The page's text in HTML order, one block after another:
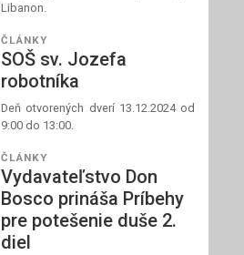
Libanon.
ČLÁNKY
SOŠ sv. Jozefa
robotníka
Deň otvorených dverí 13.12.2024 od
9:00 do 13:00.
ČLÁNKY
Vydavateľstvo Don
Bosco prináša Príbehy
pre potešenie duše 2.
diel